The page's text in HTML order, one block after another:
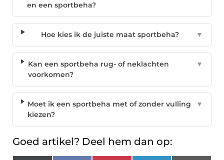
en een sportbeha?
Hoe kies ik de juiste maat sportbeha? ▼
Kan een sportbeha rug- of neklachten
voorkomen?
▼
Moet ik een sportbeha met of zonder vulling
kiezen?
▼
Goed artikel? Deel hem dan op: